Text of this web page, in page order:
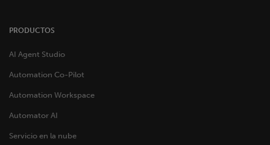
PRODUCTOS
AI Agent Studio
Automation Co-Pilot
Automation Workspace
Automator AI
Servicio en la nube